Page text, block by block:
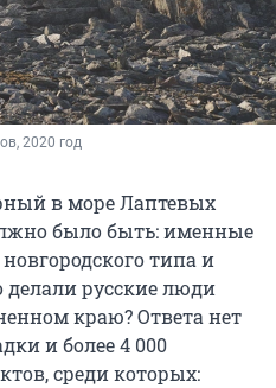
2020 год
в море Лаптевых
было быть: именные
типа и
русские люди
краю? Ответа нет
и более 4 000
среди которых: